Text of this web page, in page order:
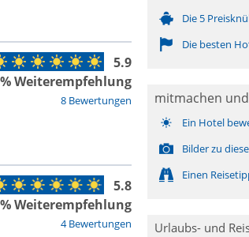
8 Bewertungen
5.9
Weiterempfehlung
4 Bewertungen
5.8
Weiterempfehlung
Die 5
Die besten
mitmachen
Ein Hotel
Bilder zu
Einen
Urlaubs- und